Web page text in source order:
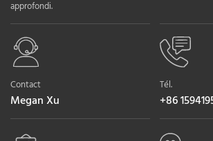
approfondi.
Contact
Megan Xu
Tél.
+86